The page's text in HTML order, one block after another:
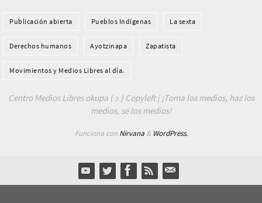
Publicación abierta Pueblos Indí­genas La sexta
Derechos humanos Ayotzinapa Zapatista
Movimientos y Medios Libres al día.
Centro Medios Libres okupa ( ɔ ) Copyleft | ¡Toma los medios, haz los
medios, sé los medios!
Funciona con Nirvana& WordPress.